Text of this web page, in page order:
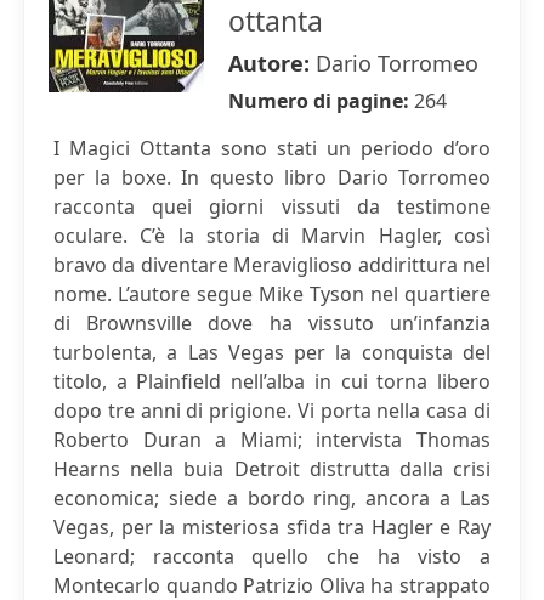
ottanta
Autore: Dario Torromeo
Numero di pagine: 264
I Magici Ottanta sono stati un periodo d’oro
per la boxe. In questo libro Dario Torromeo
racconta quei giorni vissuti da testimone
oculare. C’è la storia di Marvin Hagler, così
bravo da diventare Meraviglioso addirittura nel
nome. L’autore segue Mike Tyson nel quartiere
di Brownsville dove ha vissuto un’infanzia
turbolenta, a Las Vegas per la conquista del
titolo, a Plainfield nell’alba in cui torna libero
dopo tre anni di prigione. Vi porta nella casa di
Roberto Duran a Miami; intervista Thomas
Hearns nella buia Detroit distrutta dalla crisi
economica; siede a bordo ring, ancora a Las
Vegas, per la misteriosa sfida tra Hagler e Ray
Leonard; racconta quello che ha visto a
Montecarlo quando Patrizio Oliva ha strappato